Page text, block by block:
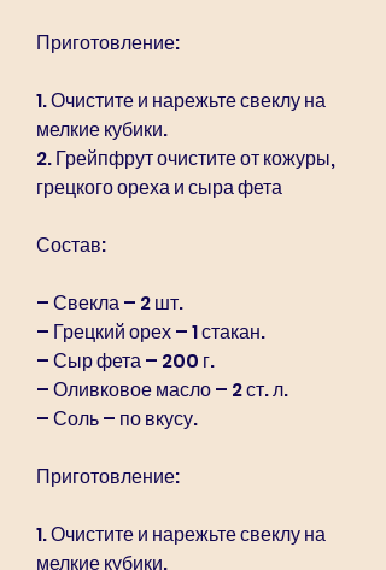
Приготовление:
1. Очистите и нарежьте свеклу на
мелкие кубики.
2. Грейпфрут очистите от кожуры,
грецкого ореха и сыра фета
Состав:
– Свекла – 2 шт.
– Грецкий орех – 1 стакан.
– Сыр фета – 200 г.
– Оливковое масло – 2 ст. л.
– Соль – по вкусу.
Приготовление:
1. Очистите и нарежьте свеклу на
мелкие кубики.